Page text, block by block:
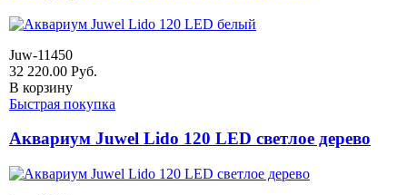
Juw-11450
32 220.00 Руб.
В корзину
Быстрая покупка
Аквариум Juwel Lido 120 LED светлое дерево